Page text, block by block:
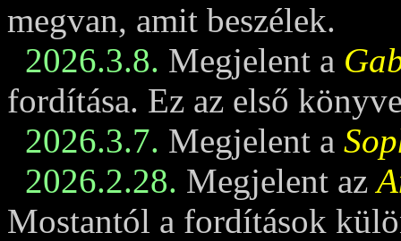
megvan, amit beszélek.
2026.3.8. Megjelent a
fordítása. Ez az első
2026.3.7. Megjelent a
2026.2.28. Megjelent az
Mostantól a fordítások